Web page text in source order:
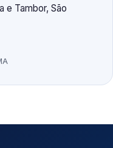
e Tambor, São